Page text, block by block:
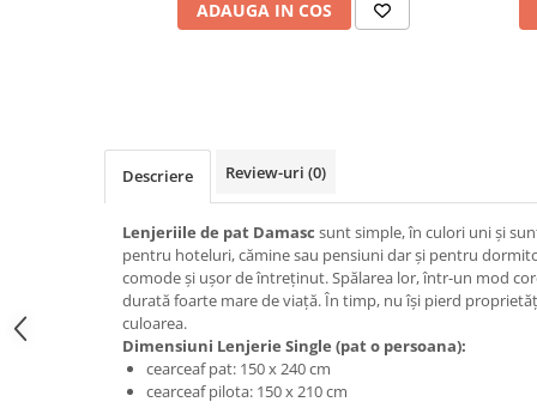
ADAUGA IN COS
Descriere Review-uri (0)
Lenjeriile de pat Damasc sunt simple, în culori uni şi
pentru hoteluri, cămine sau pensiuni dar şi pentru
comode şi uşor de întreţinut. Spălarea lor, într-un mod
durată foarte mare de viaţă. În timp, nu îşi pierd
culoarea.
Dimensiuni Lenjerie Single (pat o persoana):
cearceaf pat: 150 x 240 cm
cearceaf pilota: 150 x 210 cm